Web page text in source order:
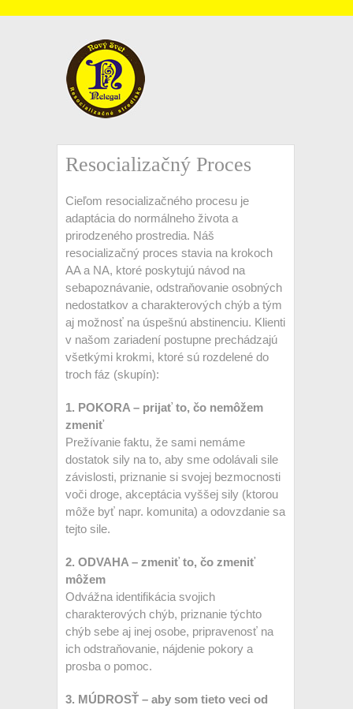
Resocializačný Proces
Cieľom resocializačného procesu je
adaptácia do normálneho života a
prirodzeného prostredia. Náš
resocializačný proces stavia na krokoch
AA a NA, ktoré poskytujú návod na
sebapoznávanie, odstraňovanie osobných
nedostatkov a charakterových chýb a tým
aj možnosť na úspešnú abstinenciu. Klienti
v našom zariadení postupne prechádzajú
všetkými krokmi, ktoré sú rozdelené do
troch fáz (skupín):
1. POKORA – prijať to, čo nemôžem
zmeniť
Prežívanie faktu, že sami nemáme
dostatok sily na to, aby sme odolávali sile
závislosti, priznanie si svojej bezmocnosti
voči droge, akceptácia vyššej sily (ktorou
môže byť napr. komunita) a odovzdanie sa
tejto sile.
2. ODVAHA – zmeniť to, čo zmeniť
môžem
Odvážna identifikácia svojich
charakterových chýb, priznanie týchto
chýb sebe aj inej osobe, pripravenosť na
ich odstraňovanie, nájdenie pokory a
prosba o pomoc.
3. MÚDROSŤ – aby som tieto veci od